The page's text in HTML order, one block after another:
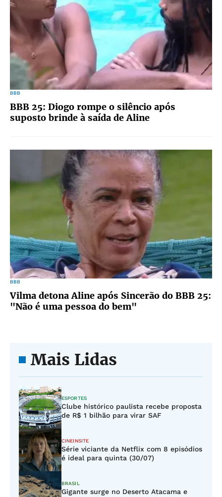
BBB
BBB 25: Diogo rompe o silêncio após
suposto brinde à saída de Aline
BBB
Vilma detona Aline após Sincerão do BBB 25:
"Não é uma pessoa do bem"
Mais Lidas
ESPORTES
Clube histórico paulista recebe proposta
de R$ 1 bilhão para virar SAF
CINEINSITE
Série viciante da Netflix com 8 episódios
é ideal para quinta (30/07)
BRASIL
Gigante surge no Deserto Atacama e